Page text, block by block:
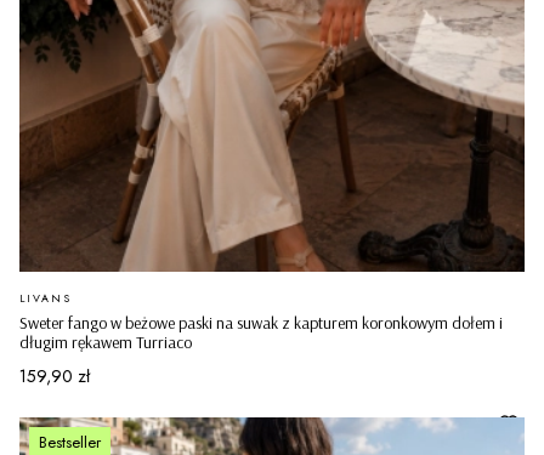
Sweter fango w beżowe paski na suwak z kapturem koronkowym dołem i
długim rękawem Turriaco
PRODUCENT
LIVANS
Cena
159,90 zł
Bestseller